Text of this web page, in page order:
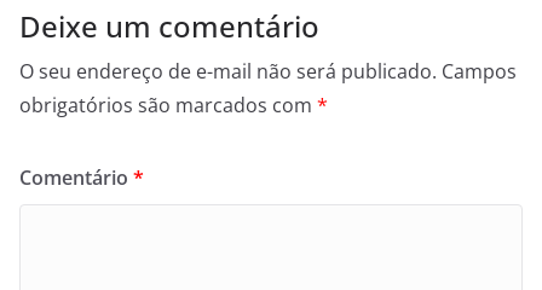
Deixe um comentário
O seu endereço de e-mail não será publicado. Campos
obrigatórios são marcados com *
Comentário *